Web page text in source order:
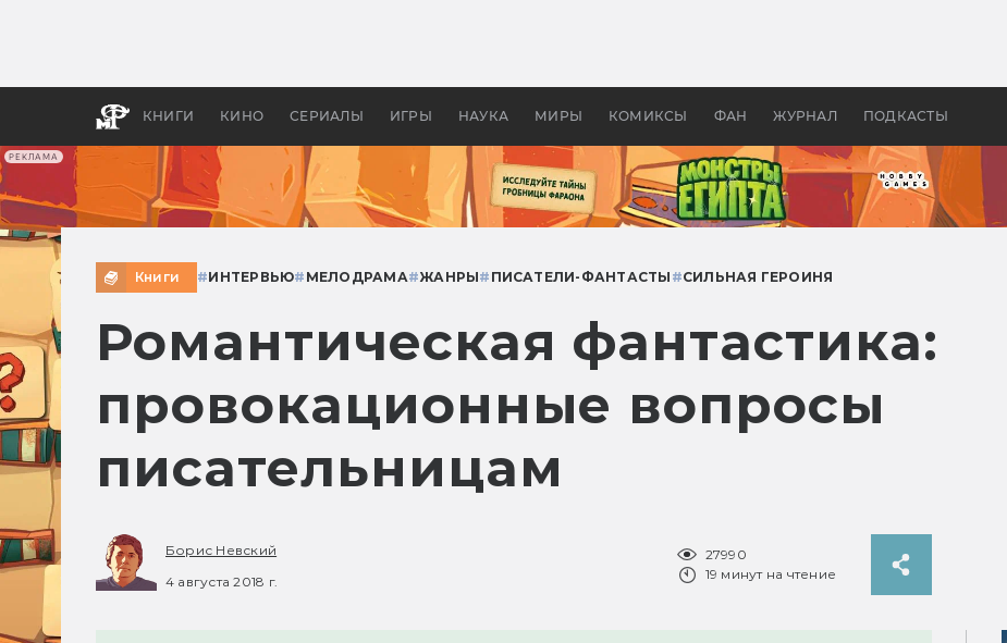
РЕКЛАМА
КНИГИ КИНО СЕРИАЛЫ ИГРЫ НАУКА МИРЫ КОМИКСЫ ФАН ЖУРНАЛ ПОДКАСТЫ
апокалипсис, в России —
бы «Властелина колец»
Книги #ИНТЕРВЬЮ# МЕЛОДРАМА#ЖАНРЫ# ПИСАТЕЛИ-ФАНТАСТЫ #СИЛЬНАЯ ГЕРОИНЯ
Романтическая фантастика:
провокационные вопросы
писательницам
Борис Невский
4 августа 2018 г.
27990
19 минут на чтение